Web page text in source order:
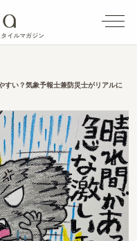
イルマガジン
すい？気象予報士兼防災士がリアルに